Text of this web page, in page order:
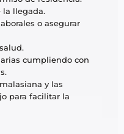
la llegada.
o asegurar
cumpliendo con
y las
para facilitar la